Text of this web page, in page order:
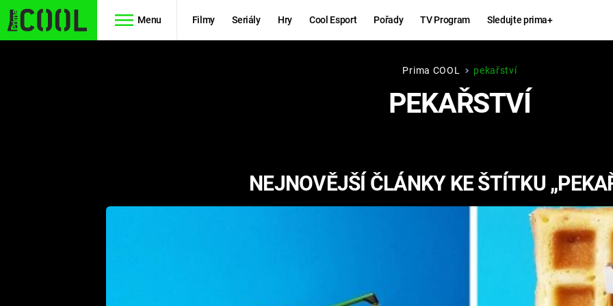
Menu Filmy Seriály Hry Cool Esport Pořady TV Program Sledujte prima+
RYCHLE A
ZBĚSILE 10
Hry
KINGDOM
COME:
CHUCK
NORRIS
Prima COOL pekařství
PEKAŘSTVÍ
NEJNOVĚJŠÍ ČLÁNKY KE ŠTÍTKU